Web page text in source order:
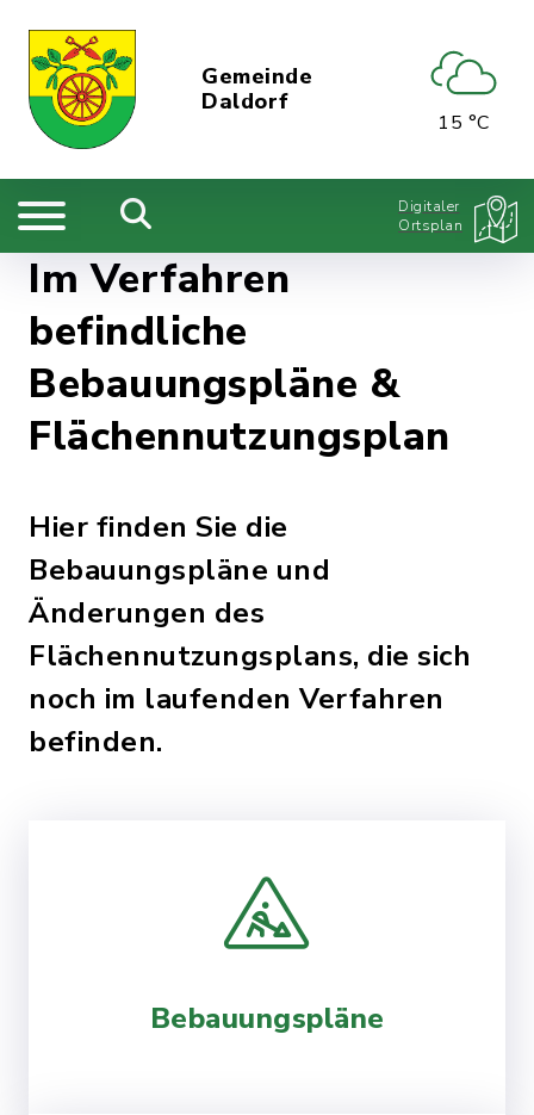
Gemeinde
Daldorf
15 °C
Digitaler
Ortsplan
Im Verfahren
befindliche
Bebauungspläne &
Flächennutzungsplan
Hier finden Sie die
Bebauungspläne und
Änderungen des
Flächennutzungsplans, die sich
noch im laufenden Verfahren
befinden.
Bebauungspläne